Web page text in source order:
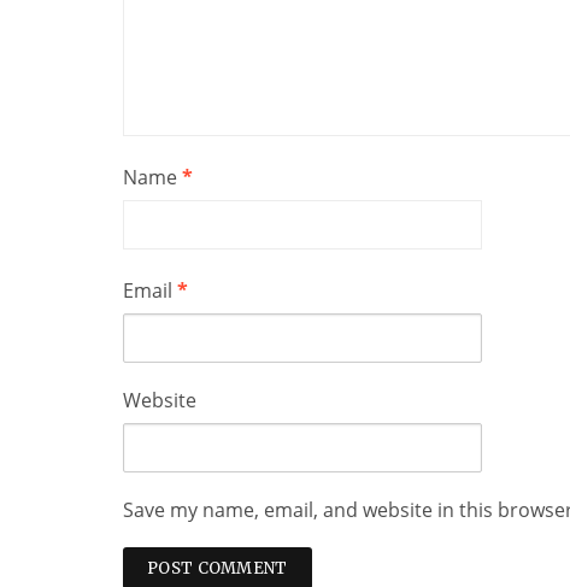
Name*
Email *
Website
Save my name, email, and website in this